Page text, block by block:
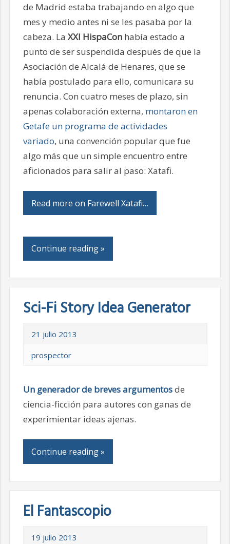
de Madrid estaba trabajando en algo que
mes y medio antes ni se les pasaba por la
cabeza. La XXI HispaConhabía estado a
punto de ser suspendida después de que la
Asociación de Alcalá de Henares, que se
había postulado para ello, comunicara su
renuncia. Con cuatro meses de plazo, sin
apenas colaboración externa, montaron en
Getafe un programa de actividades
variado, una convención popular que fue
algo más que un simple encuentro entre
aficionados para salir al paso: Xatafi.
Read more on Farewell Xatafi…
Continue reading »
Sci-Fi Story Idea Generator
21 julio 2013
prospector
Un generador de breves argumentosde
ciencia-ficción para autores con ganas de
experimientar ideas ajenas.
Continue reading »
El Fantascopio
19 julio 2013